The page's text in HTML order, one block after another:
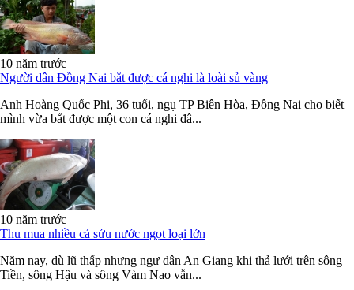
10 năm trước
Người dân Đồng Nai bắt được cá nghi là loài sủ vàng
Anh Hoàng Quốc Phi, 36 tuổi, ngụ TP Biên Hòa, Đồng Nai cho biết
mình vừa bắt được một con cá nghi đâ...
10 năm trước
Thu mua nhiều cá sửu nước ngọt loại lớn
Năm nay, dù lũ thấp nhưng ngư dân An Giang khi thả lưới trên sông
Tiền, sông Hậu và sông Vàm Nao vẫn...